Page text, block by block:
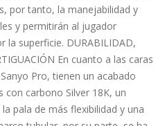
por tanto, la manejabilidad y
y permitirán al jugador
la superficie. DURABILIDAD,
En cuanto a las caras
Pro, tienen un acabado
con carbono Silver 18K, un
pala de más flexibilidad y una